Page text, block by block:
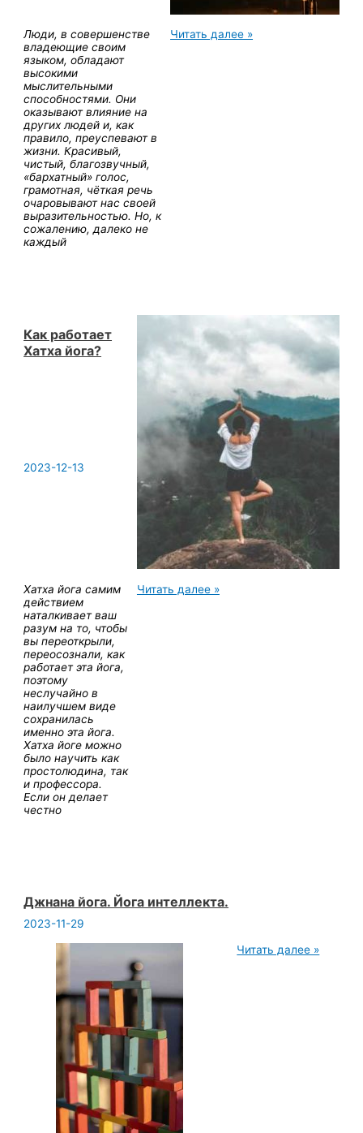
Люди, в совершенстве
владеющие своим
языком, обладают
высокими
мыслительными
способностями. Они
оказывают влияние на
других людей и, как
правило, преуспевают в
жизни. Красивый,
чистый, благозвучный,
«бархатный» голос,
грамотная, чёткая речь
очаровывают нас своей
выразительностью. Но, к
сожалению, далеко не
каждый
ЙОГА-
Читать далее »
Как работает
Хатха йога?
2023-12-13
Хатха йога самим
действием
наталкивает ваш
разум на то, чтобы
вы переоткрыли,
переосознали, как
работает эта йога,
поэтому
неслучайно в
наилучшем виде
сохранилась
именно эта йога.
Хатха йоге можно
было научить как
простолюдина, так
и профессора.
Если он делает
честно
Как
Читать далее »
Джнана йога. Йога интеллекта.
2023-11-29
Джнана
Читать далее »